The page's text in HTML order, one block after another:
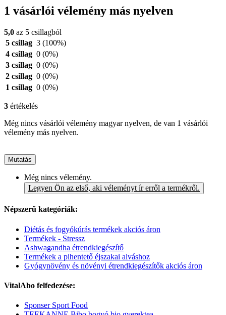
1 vásárlói vélemény más nyelven
5,0 az 5 csillagból
5 csillag 3 (100%)
4 csillag 0 (0%)
3 csillag 0 (0%)
2 csillag 0 (0%)
1 csillag 0 (0%)
3 értékelés
Még nincs vásárlói vélemény magyar nyelven, de van 1 vásárlói
vélemény más nyelven.
Mutatás
Még nincs vélemény.
Legyen Ön az első, aki véleményt ír erről a termékről.
Népszerű kategóriák:
Diétás és fogyókúrás termékek akciós áron
Termékek - Stressz
Ashwagandha étrendkiegészítő
Termékek a pihentető éjszakai alváshoz
Gyógynövény és növényi étrendkiegészítők akciós áron
VitalAbo felfedezése:
Sponser Sport Food